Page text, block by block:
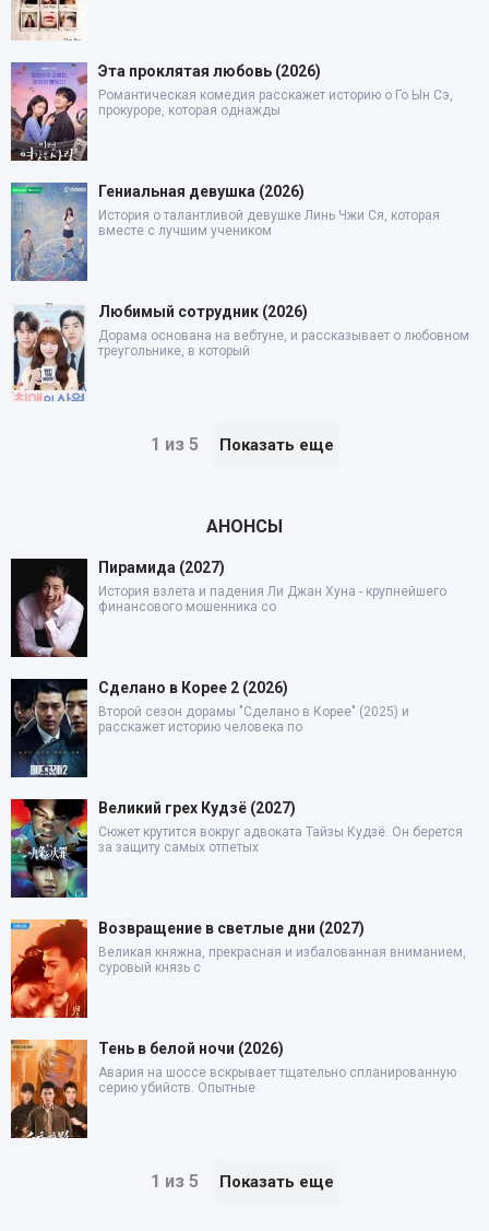
Эта проклятая любовь (2026)
Романтическая комедия расскажет историю о Го Ын Сэ,
прокуроре, которая однажды
Гениальная девушка (2026)
История о талантливой девушке Линь Чжи Ся, которая
вместе с лучшим учеником
Любимый сотрудник (2026)
Дорама основана на вебтуне, и рассказывает о любовном
треугольнике, в который
1 из 5 Показать еще
АНОНСЫ
Пирамида (2027)
История взлета и падения Ли Джан Хуна - крупнейшего
финансового мошенника со
Сделано в Корее 2 (2026)
Второй сезон дорамы "Сделано в Корее" (2025) и
расскажет историю человека по
Великий грех Кудзё (2027)
Сюжет крутится вокруг адвоката Тайзы Кудзё. Он берется
за защиту самых отпетых
Возвращение в светлые дни (2027)
Великая княжна, прекрасная и избалованная вниманием,
суровый князь с
Тень в белой ночи (2026)
Авария на шоссе вскрывает тщательно спланированную
серию убийств. Опытные
1 из 5 Показать еще